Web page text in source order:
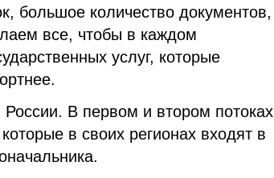
большое количество документов,
все, чтобы в каждом
услуг, которые
В первом и втором потоках
в своих регионах входят в